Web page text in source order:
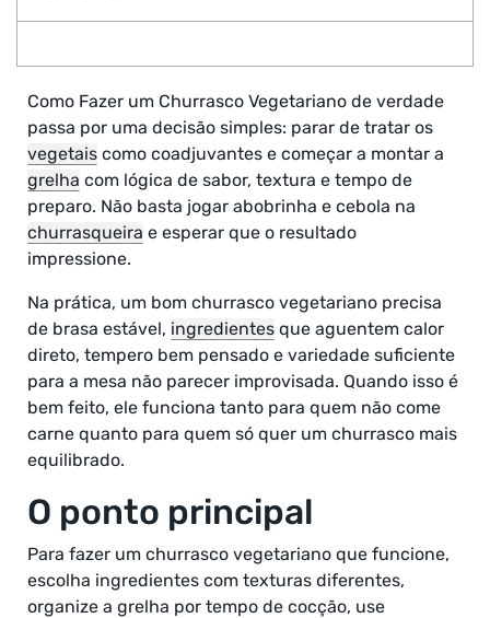
Como Fazer um Churrasco Vegetariano de verdade
passa por uma decisão simples: parar de tratar os
vegetais como coadjuvantes e começar a montar a
grelha com lógica de sabor, textura e tempo de
preparo. Não basta jogar abobrinha e cebola na
churrasqueira e esperar que o resultado
impressione.
Na prática, um bom churrasco vegetariano precisa
de brasa estável, ingredientes que aguentem calor
direto, tempero bem pensado e variedade suficiente
para a mesa não parecer improvisada. Quando isso é
bem feito, ele funciona tanto para quem não come
carne quanto para quem só quer um churrasco mais
equilibrado.
O ponto principal
Para fazer um churrasco vegetariano que funcione,
escolha ingredientes com texturas diferentes,
organize a grelha por tempo de cocção, use